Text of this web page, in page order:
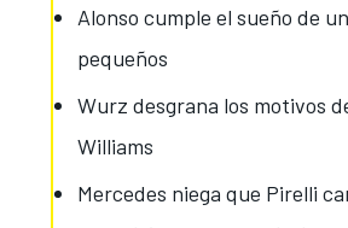
Alonso cumple el sueño de
pequeños
Wurz desgrana los motivos
Williams
Mercedes niega que Pirelli